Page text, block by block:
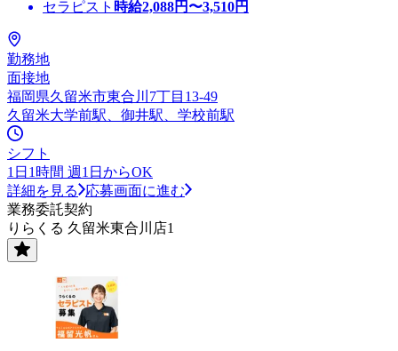
セラピスト 時給2,088円〜3,510円
勤務地
面接地
福岡県久留米市東合川7丁目13-49
久留米大学前駅、御井駅、学校前駅
シフト
1日1時間 週1日からOK
詳細を見る
応募画面に進む
業務委託契約
りらくる 久留米東合川店1